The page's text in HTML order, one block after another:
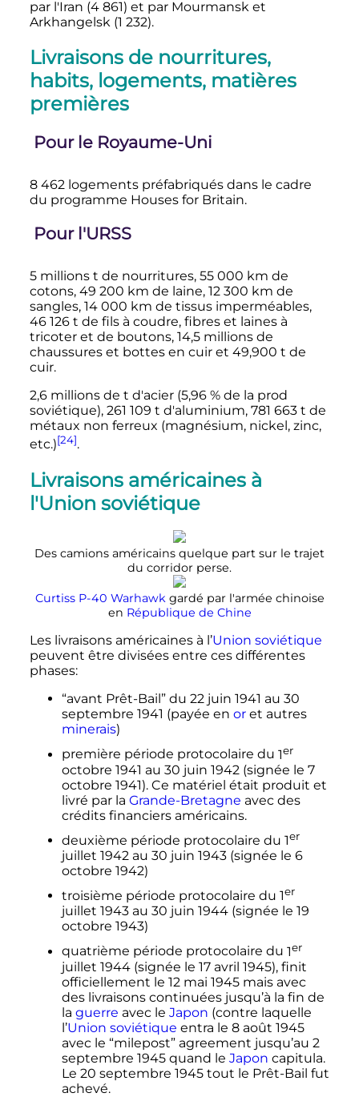
par l'Iran (4 861) et par Mourmansk et
Arkhangelsk (1 232).
Livraisons de nourritures,
habits, logements, matières
premières
Pour le Royaume-Uni
8 462 logements préfabriqués dans le cadre
du programme Houses for Britain.
Pour l'URSS
5 millions t de nourritures, 55 000 km de
cotons, 49 200 km de laine, 12 300 km de
sangles, 14 000 km de tissus imperméables,
46 126 t de fils à coudre, fibres et laines à
tricoter et de boutons, 14,5 millions de
chaussures et bottes en cuir et 49,900 t de
cuir.
2,6 millions de t d'acier (5,96 % de la prod
soviétique), 261 109 t d'aluminium, 781 663 t de
métaux non ferreux (magnésium, nickel, zinc,
etc.)[24].
Livraisons américaines à
l'Union soviétique
Des camions américains quelque part sur le trajet
du corridor perse.
Curtiss P-40 Warhawkgardé par l'armée chinoise
en République de Chine
Les livraisons américaines à l’Union soviétique
peuvent être divisées entre ces différentes
phases:
“avant Prêt-Bail” du 22 juin 1941 au 30
septembre 1941 (payée en oret autres
minerais)
première période protocolaire du 1er
octobre 1941 au 30 juin 1942 (signée le 7
octobre 1941). Ce matériel était produit et
livré par la Grande-Bretagne avec des
crédits financiers américains.
deuxième période protocolaire du 1er
juillet 1942au 30 juin 1943(signée le 6
octobre 1942)
troisième période protocolaire du 1er
juillet 1943au 30 juin 1944(signée le 19
octobre 1943)
quatrième période protocolaire du 1er
juillet 1944(signée le 17 avril 1945), finit
officiellement le 12 mai 1945mais avec
des livraisons continuées jusqu’à la fin de
la guerre avec le Japon (contre laquelle
l’Union soviétique entra le 8 août 1945
avec le “milepost” agreement jusqu’au 2
septembre 1945quand le Japon capitula.
Le 20 septembre 1945tout le Prêt-Bail fut
achevé.